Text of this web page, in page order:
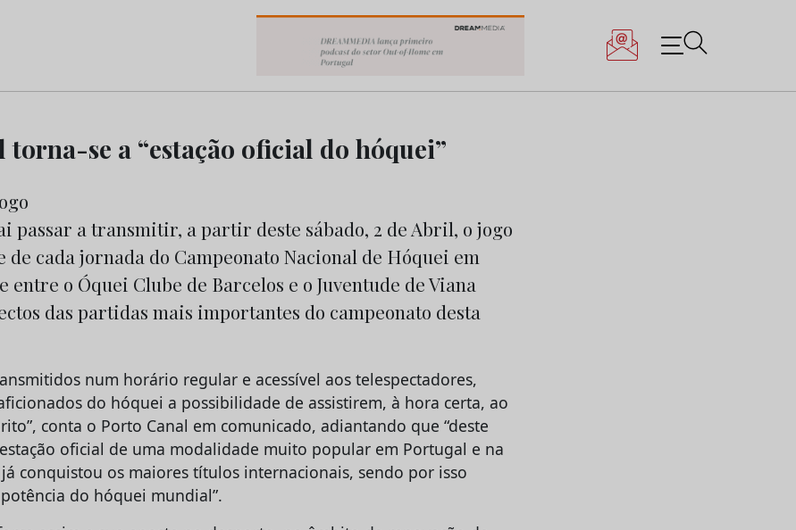
Marketing e da Publicidade
torna-se a “estação oficial do hóquei”
passar a transmitir, a partir deste sábado, 2 de Abril, o jogo
cada jornada do Campeonato Nacional de Hóquei em
entre o Óquei Clube de Barcelos e o Juventude de Viana
das partidas mais importantes do campeonato desta
num horário regular e acessível aos telespectadores,
do hóquei a possibilidade de assistirem, à hora certa, ao
conta o Porto Canal em comunicado, adiantando que “deste
oficial de uma modalidade muito popular em Portugal e na
conquistou os maiores títulos internacionais, sendo por isso
do hóquei mundial”.